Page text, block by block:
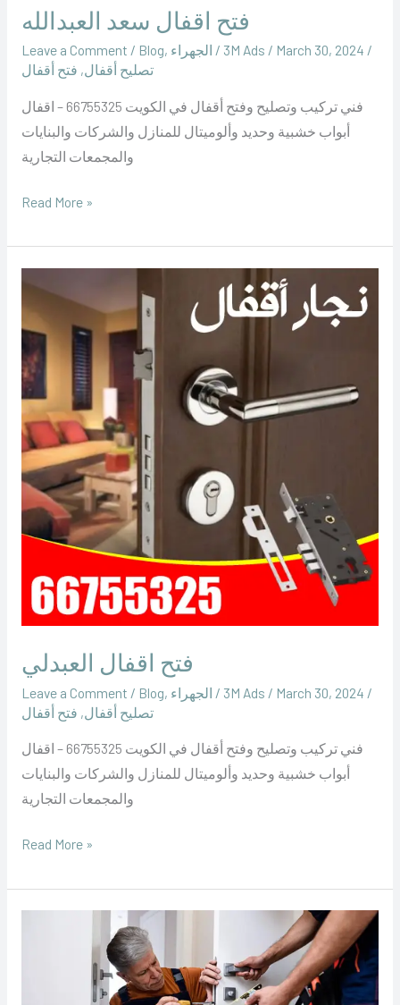
فتح اقفال سعد العبدالله
Leave a Comment / Blog, الجهراء / / March 30, 2024 /
تصليح أقفال, فتح أقفال
فني تركيب وتصليح وفتح أقفال في الكويت 66755325 – اقفال
أبواب خشبية وحديد وألوميتال للمنازل والشركات والبنايات
والمجمعات التجارية
Read More »
فتح اقفال العبدلي
Leave a Comment / Blog, الجهراء / / March 30, 2024 /
تصليح أقفال, فتح أقفال
فني تركيب وتصليح وفتح أقفال في الكويت 66755325 – اقفال
أبواب خشبية وحديد وألوميتال للمنازل والشركات والبنايات
والمجمعات التجارية
اقفال
العبدلي
Read More »